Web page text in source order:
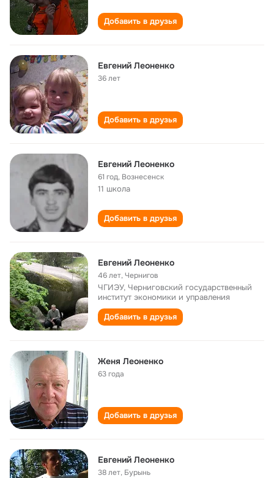
Добавить в друзья
Евгений Леоненко
36 лет
Добавить в друзья
Евгений Леоненко
61 год, Вознесенск
11 школа
Добавить в друзья
Евгений Леоненко
46 лет,Чернигов
ЧГИЭУ, Черниговский государственный
институт экономики и управления
Добавить в друзья
Женя Леоненко
63 года
Добавить в друзья
Евгений Леоненко
38 лет, Бурынь